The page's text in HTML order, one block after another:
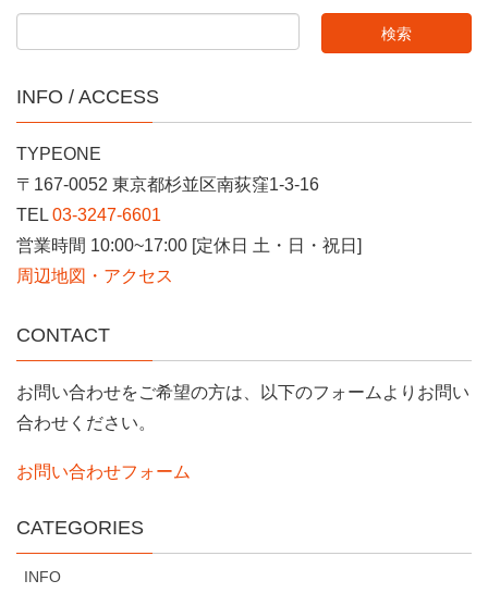
INFO / ACCESS
TYPEONE
〒167-0052 東京都杉並区南荻窪1-3-16
TEL03-3247-6601
営業時間 10:00~17:00 [定休日 土・日・祝日]
周辺地図・アクセス
CONTACT
お問い合わせをご希望の方は、以下のフォームよりお問い
合わせください。
お問い合わせフォーム
CATEGORIES
INFO